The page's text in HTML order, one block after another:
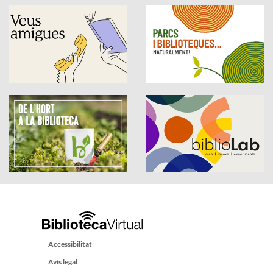
Accessibilitat
Avís legal